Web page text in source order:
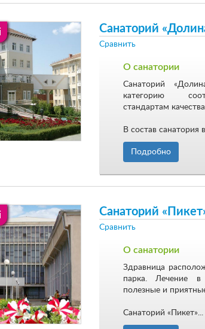
Санаторий
Сравнить
О санатории
Санаторий
категорию
стандартам
В состав санатория
Подробно
Санаторий
Сравнить
О санатории
Здравница
парка. Лечение в
полезные и
Санаторий «Пикет»...